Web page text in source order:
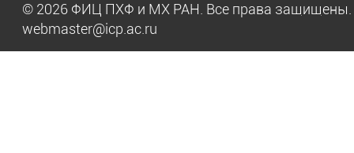
© 2026 ФИЦ ПХФ и МХ РАН. Все права
webmaster@icp.ac.ru